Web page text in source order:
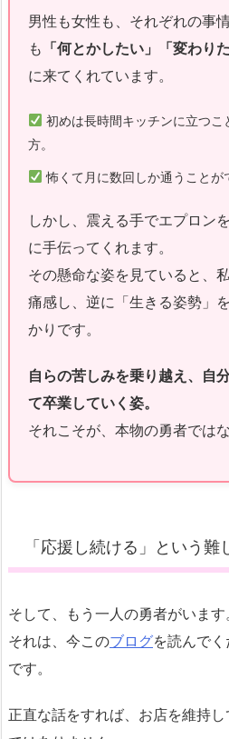
男性も女性も、それぞれの事
も 「何とかしたい」「変わりた
に来てくれています。
初めは長時間キッチンに立つ
方。
怖くて月に数回しか通うことが
しかし、震える手でエプロン
に手伝ってくれます。
その懸命な姿を見ていると、
痛感し、逆に「生きる姿勢」
かりです。
自らの苦しみを乗り越え、自
て卒業していく姿。
それこそが、本物の勇者では
「応援し続ける」という難
そして、もう一人の勇者がいます。
それは、今このブログを読んで
です。
正直な話をすれば、お店を維持